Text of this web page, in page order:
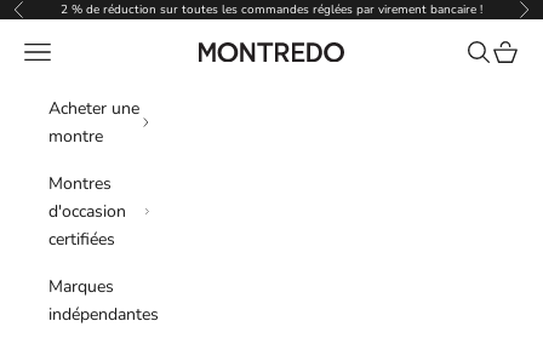
Passer au contenu
Précédent2 % de réduction sur toutes les commandes réglées par virement bancaire !
Montredo
Menu Recherche
Panier
Acheter une
montre
Montres
d'occasion
certifiées
Marques
indépendantes